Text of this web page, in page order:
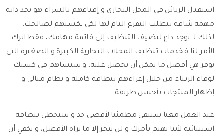
استقبال الزبائن في المحل التجاري و إقناعهم بالشراء هو بحد ذاته
مهمة شاقة تتطلب التفرغ التام لها لكي تكسبهم لصالحك،
لذلك لا يوجد داع لتضيف التنظيف إلى قائمة مهامك، فقط اترك
الأمر لنا فخدمات تنظيف المحلات التجارية الكبيرة و الصغيرة التي
نوفر هي أفضل ما يمكن أن تحصل عليه، و سنساهم في كسبك
لوفاء الزبناء من خلال إغراءهم بنظافة كاملة و نظام مثالي و
إظهار المنتجات بأحسن طريقة.
عند العمل معنا ستبقى مطمئنا لأقصى حد و ستحظى بنظافة
استثنائية لأننا نهتم بأمرك و لن ننجز إلا ما نراه الأفضل، و يكفي أن